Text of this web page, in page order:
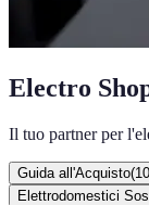
Electro
Il tuo partner per
Guida all'Acquisto(
Elettrodomestici